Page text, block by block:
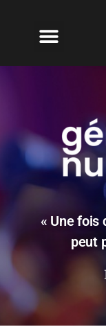
« Une fois
peut